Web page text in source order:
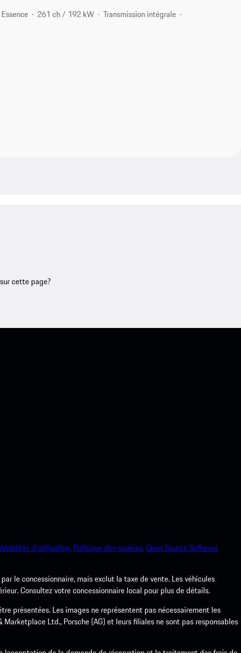
Essence 261 ch / 192 kW
Transmission intégrale
cette page?
d’utilisation. Politique des cookies.Open Source Software
le concessionnaire, mais exclut la taxe de vente. Les véhicules
Consultez votre concessionnaire local pour plus de détails.
présentées. Les images ne représentent pas nécessairement les
Ltd., Porsche (AG) et leurs filiales ne sont pas responsables